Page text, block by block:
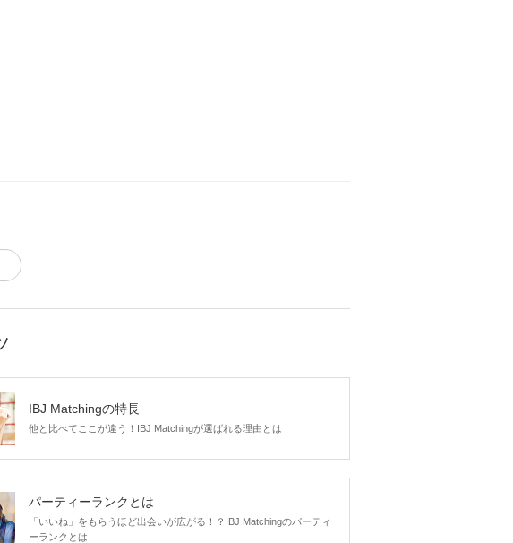
IBJ Matchingの特長
他と比べてここが違う！IBJ Matchingが選ばれる理由とは
パーティーランクとは
「いいね」をもらうほど出会いが広がる！？IBJ Matchingのパーティ
ーランクとは